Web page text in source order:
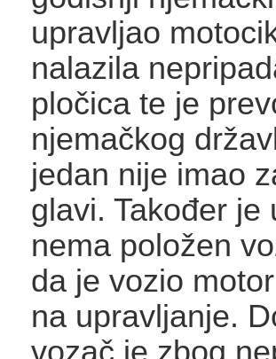
upravljao
nalazila
pločica te je
njemačkog
jedan nije imao
glavi. Također
nema položen
da je vozio
na upravljanje.